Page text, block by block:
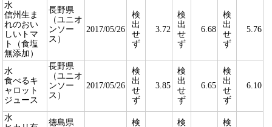
水
信州生ま
れのおい
しいトマ
ト（食塩
無添加）
長野県
（ユニオ
ンソー
ス）
2017/05/26
検
出
せ
ず
3.72
検
出
せ
ず
6.68
検
出
せ
ず
5.76
水
食べるキ
ャロット
ジュース
長野県
（ユニオ
ンソー
ス）
2017/05/26
検
出
せ
ず
3.85
検
出
せ
ず
6.65
検
出
せ
ず
6.10
水
徳島県
検
検
検